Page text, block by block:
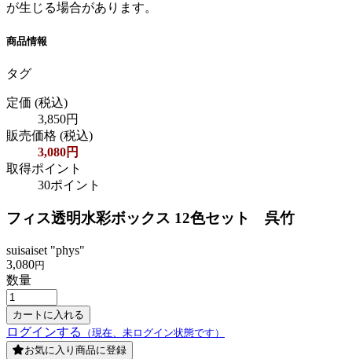
が生じる場合があります。
商品情報
タグ
定価 (税込)
3,850円
販売価格 (税込)
3,080円
取得ポイント
30ポイント
フィス透明水彩ボックス 12色セット 呉竹
suisaiset "phys"
3,080円
数量
ログインする
（現在、未ログイン状態です）
お気に入り商品に登録